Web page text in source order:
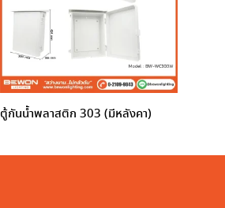
ตู้กันน้ำพลาสติก 303 (มีหลังคา)